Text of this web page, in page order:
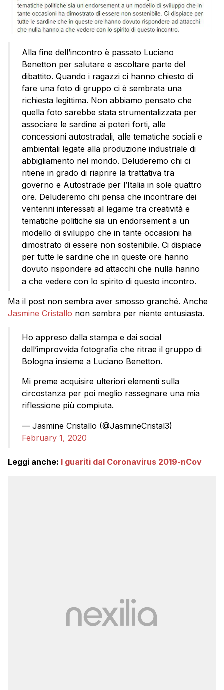
Alla fine dell’incontro è passato Luciano
Benetton per salutare e ascoltare parte del
dibattito. Quando i ragazzi ci hanno chiesto di
fare una foto di gruppo ci è sembrata una
richiesta legittima. Non abbiamo pensato che
quella foto sarebbe stata strumentalizzata per
associare le sardine ai poteri forti, alle
concessioni autostradali, alle tematiche sociali e
ambientali legate alla produzione industriale di
abbigliamento nel mondo. Deluderemo chi ci
ritiene in grado di riaprire la trattativa tra
governo e Autostrade per l’Italia in sole quattro
ore. Deluderemo chi pensa che incontrare dei
ventenni interessati al legame tra creatività e
tematiche politiche sia un endorsement a un
modello di sviluppo che in tante occasioni ha
dimostrato di essere non sostenibile. Ci dispiace
per tutte le sardine che in queste ore hanno
dovuto rispondere ad attacchi che nulla hanno
a che vedere con lo spirito di questo incontro.
Ma il post non sembra aver smosso granché. Anche
Jasmine Cristallo non sembra per niente entusiasta.
Ho appreso dalla stampa e dai social
dell’improvvida fotografia che ritrae il gruppo di
Bologna insieme a Luciano Benetton.
Mi preme acquisire ulteriori elementi sulla
circostanza per poi meglio rassegnare una mia
riflessione più compiuta.
— Jasmine Cristallo (@JasmineCristal3)
February 1, 2020
Leggi anche: I guariti dal Coronavirus 2019-nCov